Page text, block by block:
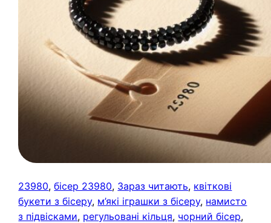
23980, бісер 23980, Зараз читають, квіткові
букети з бісеру, м’які іграшки з бісеру, намисто
з підвісками, регульовані кільця, чорний бісер